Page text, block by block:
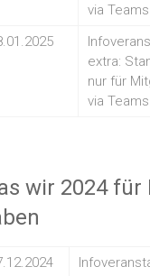
via Teams
extra:
nur für
via Teams
wir 2024 für